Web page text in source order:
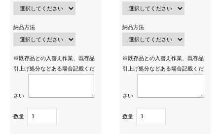
納品方法
※既存品との入替え作業、既存品
引上げ処分などある場合記載くだ
さい
数量
納品方法
※既存品との入替え作業、既存品
引上げ処分などある場合記載くだ
さい
数量